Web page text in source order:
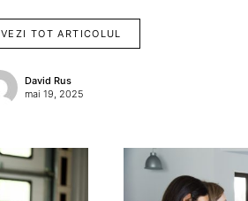
VEZI TOT ARTICOLUL
David Rus
mai 19, 2025